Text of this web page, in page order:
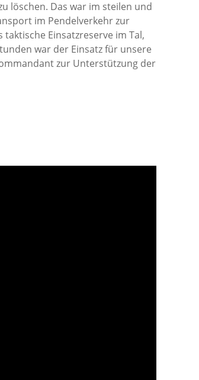
löschen. Das war im steilen und
im Pendelverkehr zur
Einsatzreserve im Tal,
war der Einsatz für unsere
zur Unterstützung der